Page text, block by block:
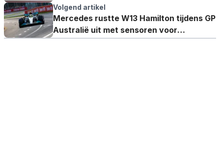
Volgend artikel
Mercedes rustte W13 Hamilton tijdens GP
Australië uit met sensoren voor
dataverzameling